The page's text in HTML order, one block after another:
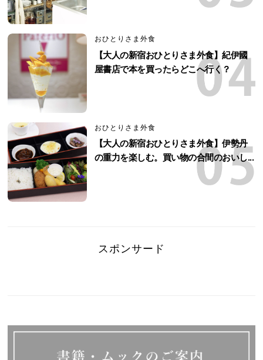
おひとりさま外食
【大人の新宿おひとりさま外食】紀伊國
屋書店で本を買ったらどこへ行く？
おひとりさま外食
【大人の新宿おひとりさま外食】伊勢丹
の重力を楽しむ。買い物の合間のおいし...
スポンサード